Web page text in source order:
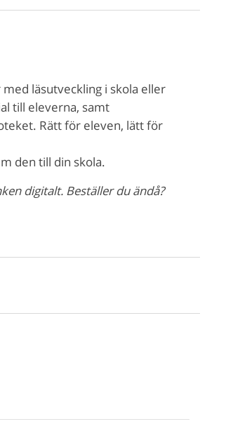
läsutveckling i skola eller
till eleverna, samt
Rätt för eleven, lätt för
den till din skola.
digitalt. Beställer du ändå?